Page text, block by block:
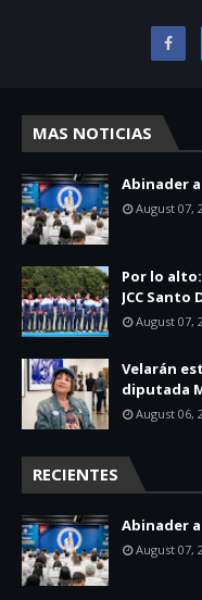
MAS NOTICIAS
Abinader
August 07,
Por lo
JCC Santo
August 07,
Velarán
diputada
August 06,
RECIENTES
Abinader
August 07,